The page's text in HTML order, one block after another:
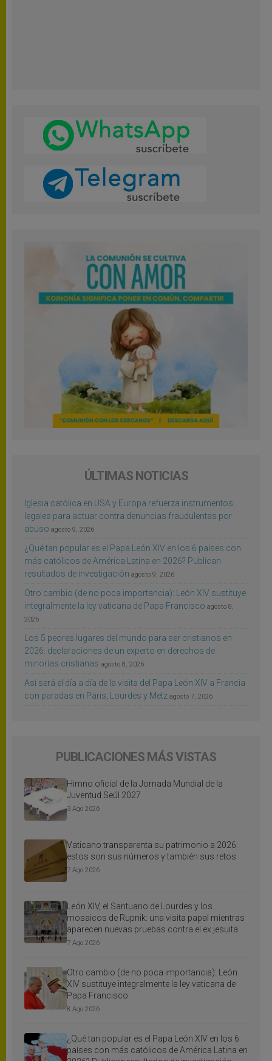
ÚLTIMAS NOTICIAS
Iglesia católica en USA y Europa refuerza instrumentos
legales para actuar contra denuncias fraudulentas por
abuso agosto 9, 2026
¿Qué tan popular es el Papa León XIV en los 6 países con
más católicos de América Latina en 2026? Publican
resultados de investigación agosto 9, 2026
Otro cambio (de no poca importancia): León XIV sustituye
integralmente la ley vaticana de Papa Francisco agosto 8,
2026
Los 5 peores lugares del mundo para ser cristianos en
2026: declaraciones de un experto en derechos de
minorías cristianas agosto 8, 2026
Así será el día a día de la visita del Papa León XIV a Francia
con paradas en París, Lourdes y Metz agosto 7, 2026
PUBLICACIONES MÁS VISTAS
Himno oficial de la Jornada Mundial de la
Juventud Seúl 2027
3 Ago 2026
Vaticano transparenta su patrimonio a 2026:
estos son sus números y también sus retos
7 Ago 2026
León XIV, el Santuario de Lourdes y los
mosaicos de Rupnik: una visita papal mientras
aparecen nuevas pruebas contra el ex jesuita
7 Ago 2026
Otro cambio (de no poca importancia): León
XIV sustituye integralmente la ley vaticana de
Papa Francisco
8 Ago 2026
¿Qué tan popular es el Papa León XIV en los 6
países con más católicos de América Latina en